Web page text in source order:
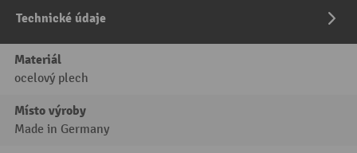
Technické údaje
Materiál
ocelový plech
Místo výroby
Made in Germany